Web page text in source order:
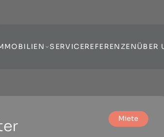
SERVICEREFERENZENÜBER
Miete